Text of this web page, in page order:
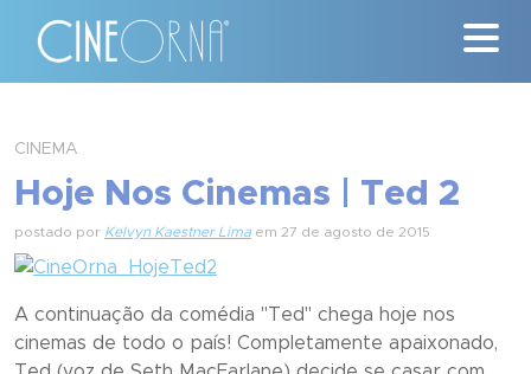
News
Quem Somos
Nossa História
CINEMA
Hoje Nos Cinemas | Ted 2
postado por Kelvyn Kaestner Lima em 27 de agosto de 2015
A continuação da comédia "Ted" chega hoje nos
cinemas de todo o país! Completamente apaixonado,